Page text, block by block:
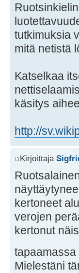
tutkimuksia
mitä netistä
Katselkaa
käsitys
http://
Kirjoittaja
kertoneet
verojen
kertonut
Mielestäni